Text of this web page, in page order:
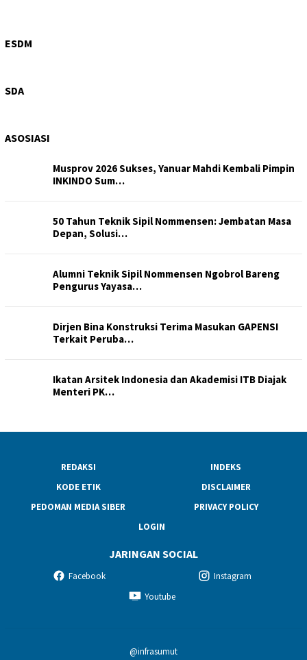
ESDMSipiong…
SDASaluran Iri…
ASOSIASI
Musprov 2026 Sukses, Yanuar Mahdi Kembali Pimpin
INKINDO Sum…
50 Tahun Teknik Sipil Nommensen: Jembatan Masa
Depan, Solusi…
Alumni Teknik Sipil Nommensen Ngobrol Bareng
Pengurus Yayasa…
Dirjen Bina Konstruksi Terima Masukan GAPENSI
Terkait Peruba…
Ikatan Arsitek Indonesia dan Akademisi ITB Diajak
Menteri PK…
REDAKSI
INDEKS
KODE ETIK
DISCLAIMER
PEDOMAN MEDIA SIBER
PRIVACY POLICY
LOGIN
JARINGAN SOCIAL
Facebook
Instagram
Youtube
@infrasumut